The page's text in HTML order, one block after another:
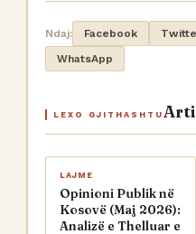
Ndaj: Facebook
WhatsApp
LEXO GJITHASHTU
LAJME
Opinioni Publik në
Kosovë (Maj 2026):
Analizë e Thelluar e